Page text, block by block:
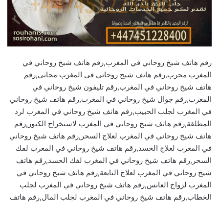
رقم هاتف شيخ روحاني في المغرب,رقم هاتف شيخ روحاني في
المغرب مجرب,رقم هاتف شيخ روحاني في المغرب مجاني,رقم
هاتف شيخ روحاني في المغرب,رقم تليفون شيخ روحاني في
المغرب,رقم جوال شيخ روحاني في المغرب,رقم هاتف شيخ روحاني
في المغرب لجلب الحبيب,رقم هاتف شيخ روحاني في المغرب لرد
المطلقة,رقم هاتف شيخ روحاني في المغرب لاستخراج الكنوز,رقم
هاتف شيخ روحاني في المغرب لعلاج السحر,رقم هاتف شيخ روحاني
في المغرب لعلاج الحسد,رقم هاتف شيخ روحاني في المغرب لفك
السحر,رقم هاتف شيخ روحاني في المغرب لفك الحسد,رقم هاتف
شيخ روحاني في المغرب لعلاج التابعة,رقم هاتف شيخ روحاني في
المغرب لزواج العانس,رقم هاتف شيخ روحاني في المغرب لجلب
الخطاب,رقم هاتف شيخ روحاني في المغرب لجلب المال,رقم هاتف